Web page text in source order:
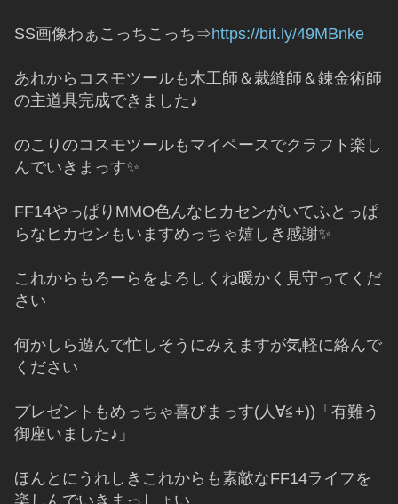
SS画像わぁこっちこっち⇒https://bit.ly/49MBnke
あれからコスモツールも木工師＆裁縫師＆錬金術師
の主道具完成できました♪
のこりのコスモツールもマイペースでクラフト楽し
んでいきまっす✨
FF14やっぱりMMO色んなヒカセンがいてふとっぱ
らなヒカセンもいますめっちゃ嬉しき感謝✨
これからもろーらをよろしくね暖かく見守ってくだ
さい
何かしら遊んで忙しそうにみえますが気軽に絡んで
ください
プレゼントもめっちゃ喜びまっす(人∀≦+))「有難う
御座いました♪」
ほんとにうれしきこれからも素敵なFF14ライフを